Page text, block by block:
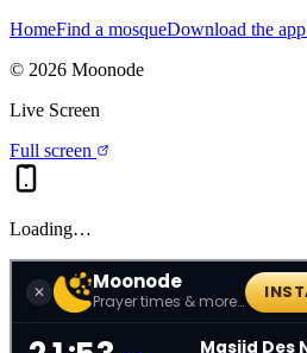
HomeFind a mosqueDownload the app
© 2026 Moonode
Live Screen
Full screen
Loading…